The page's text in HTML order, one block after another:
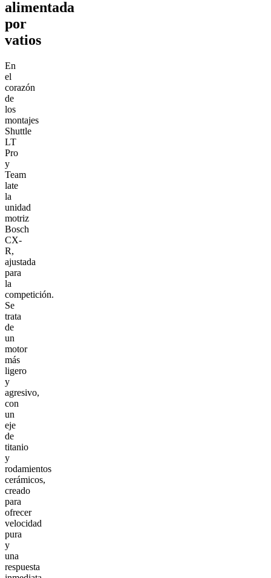
alimentada
por
vatios
En
el
corazón
de
los
montajes
Shuttle
LT
Pro
y
Team
late
la
unidad
motriz
Bosch
CX-
R,
ajustada
para
la
competición.
Se
trata
de
un
motor
más
ligero
y
agresivo,
con
un
eje
de
titanio
y
rodamientos
cerámicos,
creado
para
ofrecer
velocidad
pura
y
una
respuesta